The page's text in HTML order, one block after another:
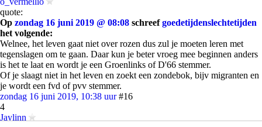
quote:
Op zondag 16 juni 2019 @ 08:08 schreefgoedetijdenslechtetijden
het volgende:
Welnee, het leven gaat niet over rozen dus zul je moeten leren met
tegenslagen om te gaan. Daar kun je beter vroeg mee beginnen anders
is het te laat en wordt je een Groenlinks of D'66 stemmer.
Of je slaagt niet in het leven en zoekt een zondebok, bijv migranten en
je wordt een fvd of pvv stemmer.
zondag 16 juni 2019, 10:38 uur #16
4
Jaylinn